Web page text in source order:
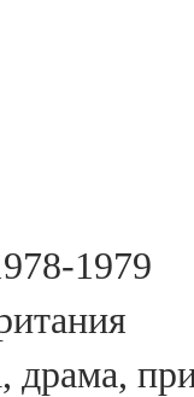
1979
драма,